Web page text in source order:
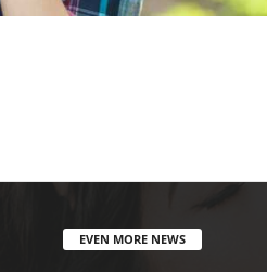
EVEN MORE NEWS